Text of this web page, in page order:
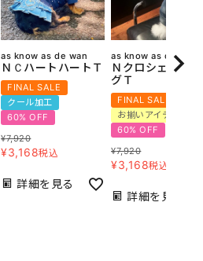
as know as de wan
ＮＣハートハートＴ
FINAL SALE
クール加工
60% OFF
¥7,920
¥3,168税込
詳細を見る
as know as de wan
Ｎクロシェテー
グＴ
FINAL SALE
お揃いアイテム
60% OFF
¥7,920
¥3,168税込
詳細を見る